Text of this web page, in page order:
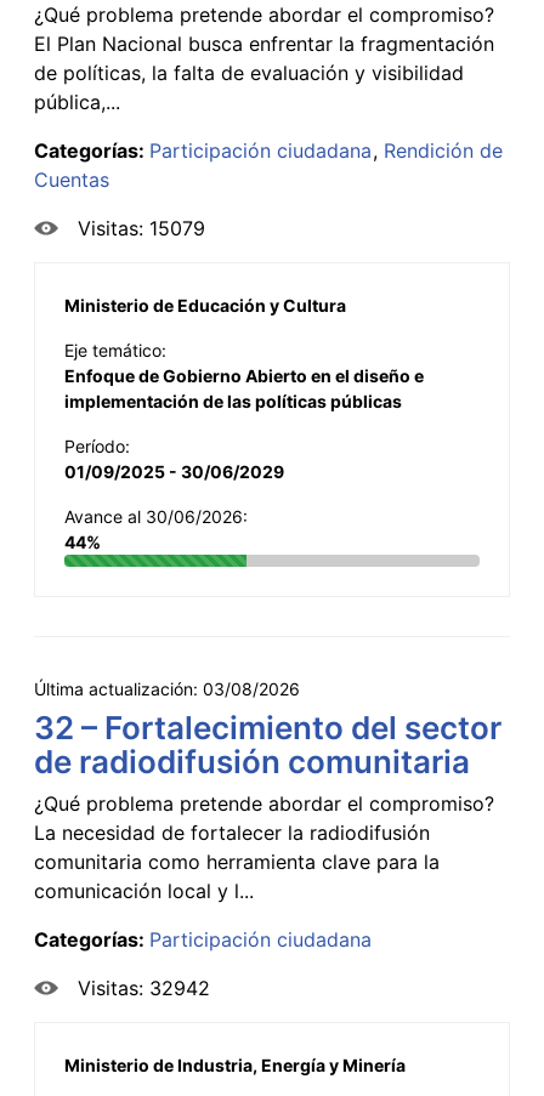
¿Qué problema pretende abordar el compromiso?
El Plan Nacional busca enfrentar la fragmentación
de políticas, la falta de evaluación y visibilidad
pública,...
Categorías: Participación ciudadana Rendición de
Cuentas
Visitas: 15079
Ministerio de Educación y Cultura
Eje temático:
Enfoque de Gobierno Abierto en el diseño e
implementación de las políticas públicas
Período:
01/09/2025 - 30/06/2029
Avance al 30/06/2026:
44%
Última actualización: 03/08/2026
32 – Fortalecimiento del sector
de radiodifusión comunitaria
¿Qué problema pretende abordar el compromiso?
La necesidad de fortalecer la radiodifusión
comunitaria como herramienta clave para la
comunicación local y l...
Categorías: Participación ciudadana
Visitas: 32942
Ministerio de Industria, Energía y Minería